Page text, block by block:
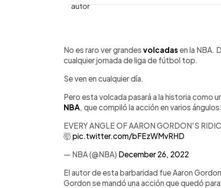
Escuchar artículo
No es raro ver grandes volcadas en la NBA.
cualquier jornada de liga de fútbol top.
Se ven en cualquier día.
Pero esta volcada pasará a la historia como
NBA, que compiló la acción en varios
EVERY ANGLE OF AARON GORDON'S
🤯pic.twitter.com/bFEzWMvRHD
— NBA (@NBA) December 26, 2022
El autor de esta barbaridad fue Aaron
Gordon se mandó una acción que quedó